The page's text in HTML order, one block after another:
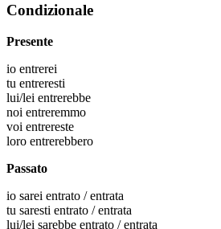
Condizionale
Presente
io entrerei
tu entreresti
lui/lei entrerebbe
noi entreremmo
voi entrereste
loro entrerebbero
Passato
io sarei entrato / entrata
tu saresti entrato / entrata
lui/lei sarebbe entrato / entrata